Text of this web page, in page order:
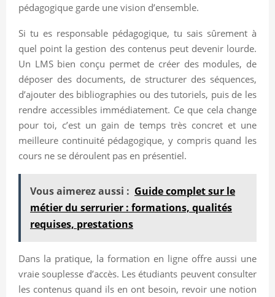
pédagogique garde une vision d’ensemble.
Si tu es responsable pédagogique, tu sais sûrement à
quel point la gestion des contenus peut devenir lourde.
Un LMS bien conçu permet de créer des modules, de
déposer des documents, de structurer des séquences,
d’ajouter des bibliographies ou des tutoriels, puis de les
rendre accessibles immédiatement. Ce que cela change
pour toi, c’est un gain de temps très concret et une
meilleure continuité pédagogique, y compris quand les
cours ne se déroulent pas en présentiel.
Vous aimerez aussi : Guide complet sur le
métier du serrurier : formations, qualités
requises, prestations
Dans la pratique, la formation en ligne offre aussi une
vraie souplesse d’accès. Les étudiants peuvent consulter
les contenus quand ils en ont besoin, revoir une notion